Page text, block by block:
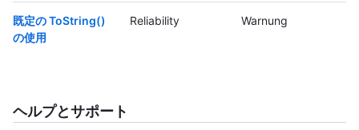
既定の ToString()
の使用
Reliability Warnung
ヘルプとサポート